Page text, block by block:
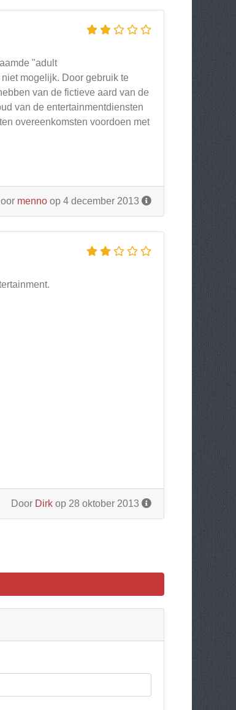
"adult
mogelijk. Door gebruik te
van de fictieve aard van de
van de entertainmentdiensten
overeenkomsten voordoen met
menno op 4 december 2013
Door Dirk op 28 oktober 2013